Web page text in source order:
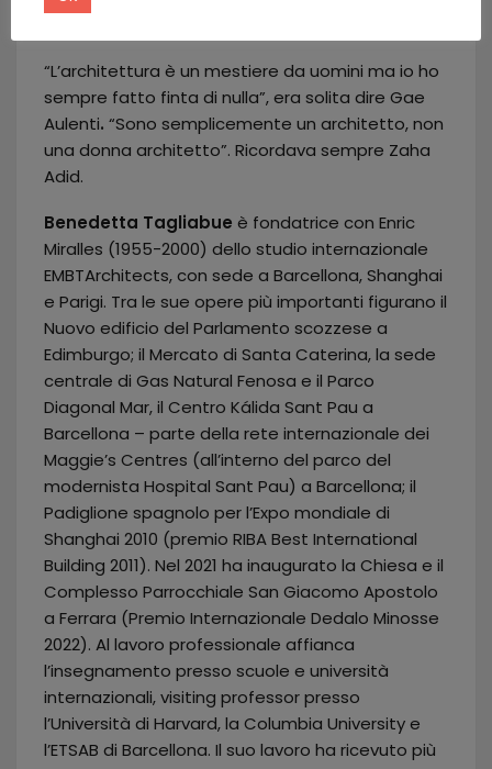
“L’architettura è un mestiere da uomini ma io ho
sempre fatto finta di nulla”, era solita dire Gae
Aulenti. “Sono semplicemente un architetto, non
una donna architetto”. Ricordava sempre Zaha
Adid.
Benedetta Tagliabue è fondatrice con Enric
Miralles (1955-2000) dello studio internazionale
EMBTArchitects, con sede a Barcellona, Shanghai
e Parigi. Tra le sue opere più importanti figurano il
Nuovo edificio del Parlamento scozzese a
Edimburgo; il Mercato di Santa Caterina, la sede
centrale di Gas Natural Fenosa e il Parco
Diagonal Mar, il Centro Kálida Sant Pau a
Barcellona – parte della rete internazionale dei
Maggie’s Centres (all’interno del parco del
modernista Hospital Sant Pau) a Barcellona; il
Padiglione spagnolo per l’Expo mondiale di
Shanghai 2010 (premio RIBA Best International
Building 2011). Nel 2021 ha inaugurato la Chiesa e il
Complesso Parrocchiale San Giacomo Apostolo
a Ferrara (Premio Internazionale Dedalo Minosse
2022). Al lavoro professionale affianca
l’insegnamento presso scuole e università
internazionali, visiting professor presso
l’Università di Harvard, la Columbia University e
l’ETSAB di Barcellona. Il suo lavoro ha ricevuto più